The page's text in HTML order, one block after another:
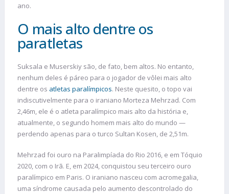
ano.
O mais alto dentre os
paratletas
Suksala e Muserskiy são, de fato, bem altos. No entanto,
nenhum deles é páreo para o jogador de vôlei mais alto
dentre os atletas paralímpicos. Neste quesito, o topo vai
indiscutivelmente para o iraniano Morteza Mehrzad. Com
2,46m, ele é o atleta paralímpico mais alto da história e,
atualmente, o segundo homem mais alto do mundo —
perdendo apenas para o turco Sultan Kosen, de 2,51m.
Mehrzad foi ouro na Paralimpíada do Rio 2016, e em Tóquio
2020, com o Irã. E, em 2024, conquistou seu terceiro ouro
paralímpico em Paris. O iraniano nasceu com acromegalia,
uma síndrome causada pelo aumento descontrolado do